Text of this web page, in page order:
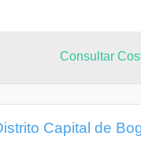
Consultar
Capital de